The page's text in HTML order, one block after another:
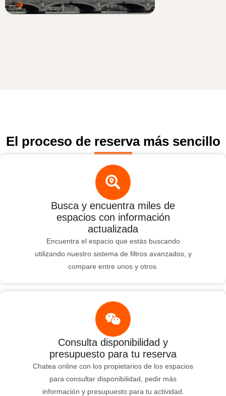
El proceso de reserva más sencillo
Busca y encuentra miles de
espacios con información
actualizada
Encuentra el espacio que estás buscando
utilizando nuestro sistema de filtros avanzados, y
compare entre unos y otros.
Consulta disponibilidad y
presupuesto para tu reserva
Chatea online con los propietarios de los espacios
para consultar disponibilidad, pedir más
información y presupuesto para tu actividad.